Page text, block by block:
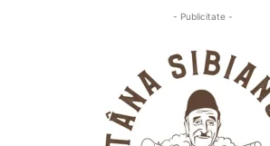
- Publicitate -